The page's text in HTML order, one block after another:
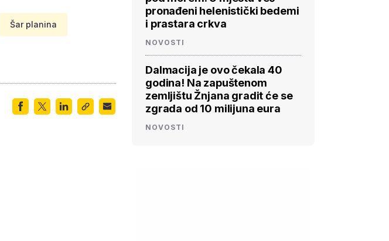
Šar planina
pronađeni helenistički bedemi
i prastara crkva
NOVOSTI
Dalmacija je ovo čekala 40
godina! Na zapuštenom
zemljištu Žnjana gradit će se
zgrada od 10 milijuna eura
NOVOSTI